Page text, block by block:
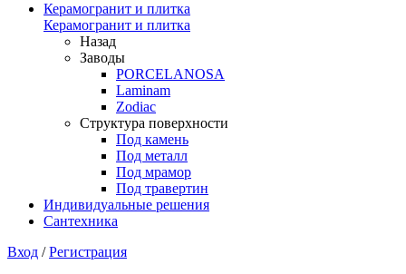
Керамогранит и плитка
Керамогранит и плитка
Назад
Заводы
PORCELANOSA
Laminam
Zodiac
Структура поверхности
Под камень
Под металл
Под мрамор
Под травертин
Индивидуальные решения
Сантехника
Вход /Регистрация